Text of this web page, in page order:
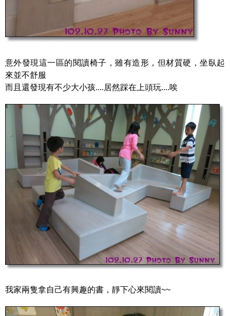
意外發現這一區的閱讀椅子，雖有造形，但材質硬，坐臥起
來並不舒服
而且還發現有不少大小孩....居然踩在上頭玩....唉
我家兩隻拿自己有興趣的書，靜下心來閱讀~~